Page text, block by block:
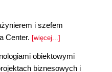
i szefem
Center.
[więcej...]
obiektowymi
biznesowych i